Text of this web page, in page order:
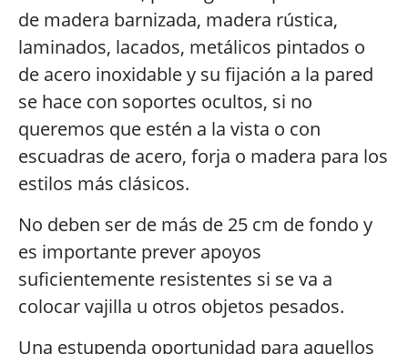
de madera barnizada, madera rústica,
laminados, lacados, metálicos pintados o
de acero inoxidable y su fijación a la pared
se hace con soportes ocultos, si no
queremos que estén a la vista o con
escuadras de acero, forja o madera para los
estilos más clásicos.
No deben ser de más de 25 cm de fondo y
es importante prever apoyos
suficientemente resistentes si se va a
colocar vajilla u otros objetos pesados.
Una estupenda oportunidad para aquellos